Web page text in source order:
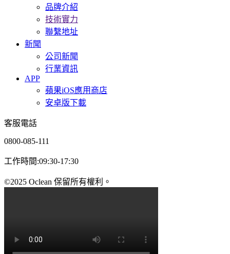
品牌介紹
技術實力
聯繫地址
新聞
公司新聞
行業資訊
APP
蘋果iOS應用商店
安卓版下載
客服電話
0800-085-111
工作時間:09:30-17:30
©2025 Oclean 保留所有權利。